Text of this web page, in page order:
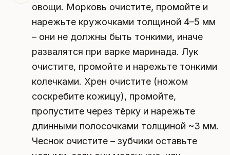
овощи. Морковь очистите, промойте и
нарежьте кружочками толщиной 4–5 мм
– они не должны быть тонкими, иначе
развалятся при варке маринада. Лук
очистите, промойте и нарежьте тонкими
колечками. Хрен очистите (ножом
соскребите кожицу), промойте,
пропустите через тёрку и нарежьте
длинными полосочками толщиной ~3 мм.
Чеснок очистите – зубчики оставьте